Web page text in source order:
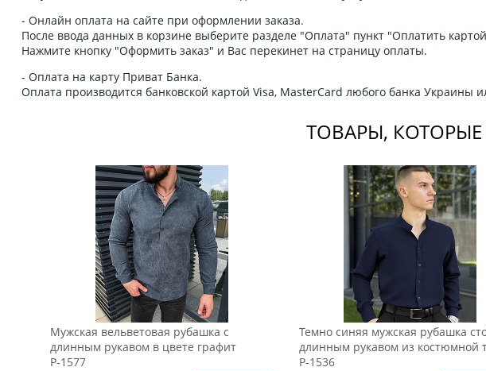
- Онлайн оплата на сайте при оформлении заказа.
После ввода данных в корзине выберите разделе "Оплата" пункт "Оплатить
Нажмите кнопку "Оформить заказ" и Вас перекинет на страницу оплаты.
- Оплата на карту Приват Банка.
Оплата производится банковской картой Visa, MasterCard любого банка
ТОВАРЫ, КОТОРЫЕ
Мужская вельветовая рубашка с
длинным рукавом в цвете графит
Р-1577
Темно синяя мужская рубашка
длинным рукавом из костюмной
Р-1536